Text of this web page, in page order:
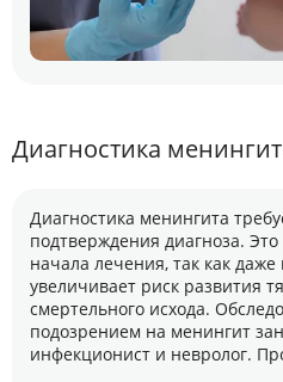
Диагностика
Диагностика менингита
подтверждения диагноза.
начала лечения, так как
увеличивает риск развития
смертельного исхода.
подозрением на менингит
инфекционист и невролог.